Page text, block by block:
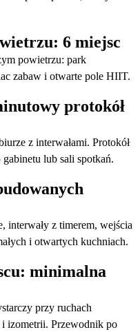
6 miejsc
powietrzu: park
zabaw i otwarte pole HIIT.
protokół
z interwałami. Protokół
lub sali spotkań.
interwały z timerem, wejścia
i otwartych kuchniach.
minimalna
przy ruchach
izometrii. Przewodnik po